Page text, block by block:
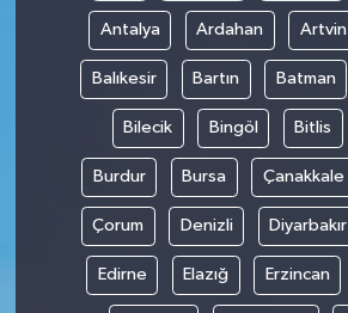
Antalya Ardahan Artvin
Balıkesir Bartın Batman
Bilecik Bingöl Bitlis
Burdur Bursa Çanakkale
Çorum Denizli Diyarbakır
Edirne Elazığ Erzincan